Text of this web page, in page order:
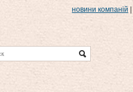
новини компаній